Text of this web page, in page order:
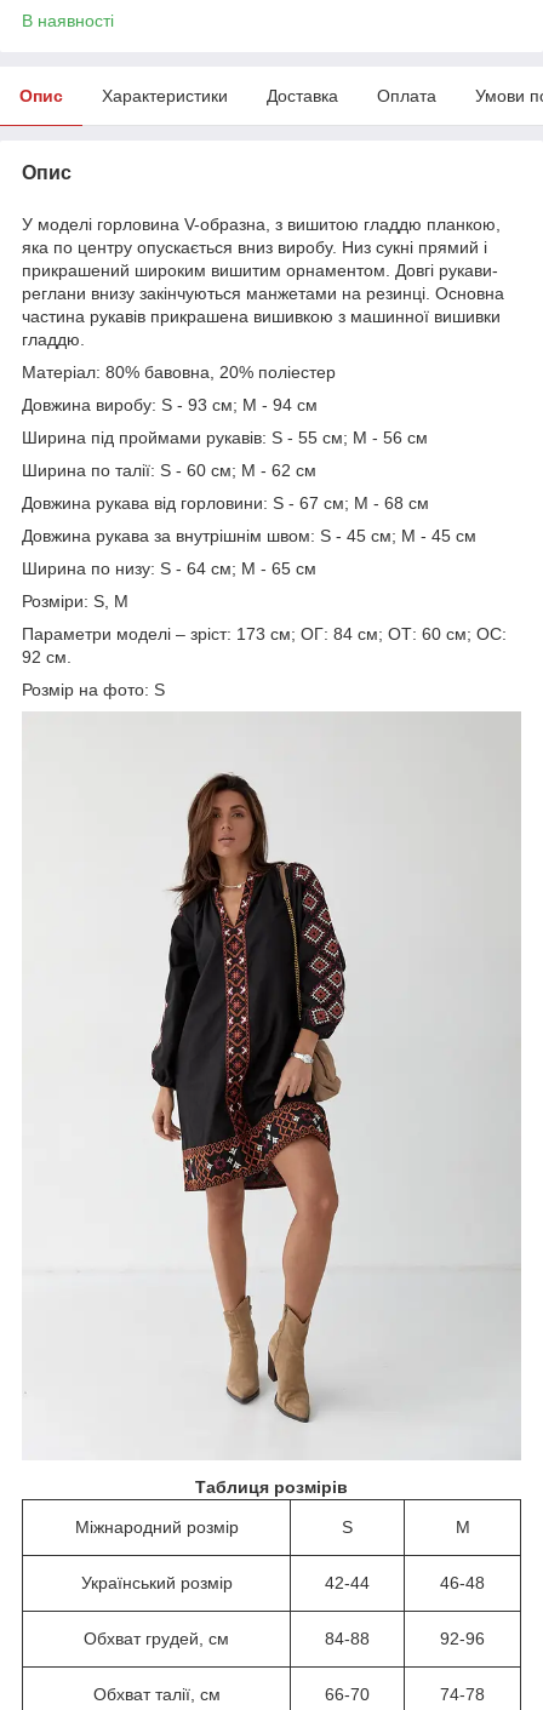
В наявності
Опис Характеристики Доставка Оплата Умови
Опис
У моделі горловина V-образна, з вишитою гладдю планкою,
яка по центру опускається вниз виробу. Низ сукні прямий і
прикрашений широким вишитим орнаментом. Довгі рукави-
реглани внизу закінчуються манжетами на резинці. Основна
частина рукавів прикрашена вишивкою з машинної вишивки
гладдю.
Матеріал: 80% бавовна, 20% поліестер
Довжина виробу: S - 93 см; M - 94 см
Ширина під проймами рукавів: S - 55 см; M - 56 см
Ширина по талії: S - 60 см; M - 62 см
Довжина рукава від горловини: S - 67 см; M - 68 см
Довжина рукава за внутрішнім швом: S - 45 см; M - 45 см
Ширина по низу: S - 64 см; M - 65 см
Розміри: S, M
Параметри моделі – зріст: 173 см; ОГ: 84 см; ОТ: 60 см; ОС:
92 см.
Розмір на фото: S
Таблиця розмірів
Міжнародний розмір S M
Український розмір 42-44 46-48
Обхват грудей, см 84-88 92-96
Обхват талії, см 66-70 74-78